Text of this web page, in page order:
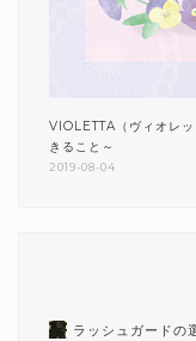
VIOLETTA（ヴィオレ
きること～
2019-08-04
ラッシュガードの